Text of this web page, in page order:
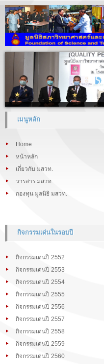
เมนูหลัก
Home
หน้าหลัก
เกี่ยวกับ มสวท.
วารสาร มสวท.
กองทุน มูลนิธิ มสวท.
กิจกรรมเด่นในรอบปี
กิจกรรมเด่นปี 2552
กิจกรรมเด่นปี 2553
กิจกรรมเด่นปี 2554
กิจกรรมเด่นปี 2555
กิจกรรมเด่นปี 2556
กิจกรรมเด่นปี 2557
กิจกรรมเด่นปี 2558
กิจกรรมเด่นปี 2559
กิจกรรมเด่นปี 2560